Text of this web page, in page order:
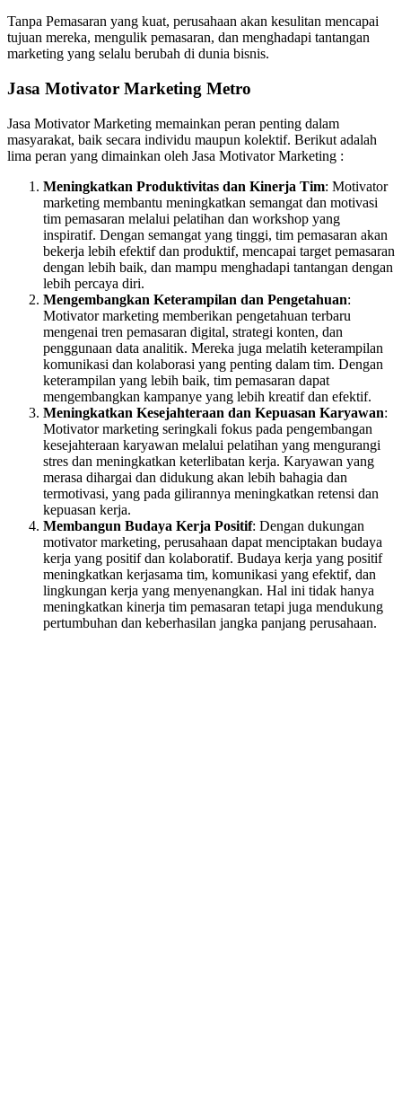
Tanpa Pemasaran yang kuat, perusahaan akan kesulitan mencapai
tujuan mereka, mengulik pemasaran, dan menghadapi tantangan
marketing yang selalu berubah di dunia bisnis.
Jasa Motivator Marketing Metro
Jasa Motivator Marketing memainkan peran penting dalam
masyarakat, baik secara individu maupun kolektif. Berikut adalah
lima peran yang dimainkan oleh Jasa Motivator Marketing :
Meningkatkan Produktivitas dan Kinerja Tim: Motivator
marketing membantu meningkatkan semangat dan motivasi
tim pemasaran melalui pelatihan dan workshop yang
inspiratif. Dengan semangat yang tinggi, tim pemasaran akan
bekerja lebih efektif dan produktif, mencapai target pemasaran
dengan lebih baik, dan mampu menghadapi tantangan dengan
lebih percaya diri.
Mengembangkan Keterampilan dan Pengetahuan:
Motivator marketing memberikan pengetahuan terbaru
mengenai tren pemasaran digital, strategi konten, dan
penggunaan data analitik. Mereka juga melatih keterampilan
komunikasi dan kolaborasi yang penting dalam tim. Dengan
keterampilan yang lebih baik, tim pemasaran dapat
mengembangkan kampanye yang lebih kreatif dan efektif.
Meningkatkan Kesejahteraan dan Kepuasan Karyawan:
Motivator marketing seringkali fokus pada pengembangan
kesejahteraan karyawan melalui pelatihan yang mengurangi
stres dan meningkatkan keterlibatan kerja. Karyawan yang
merasa dihargai dan didukung akan lebih bahagia dan
termotivasi, yang pada gilirannya meningkatkan retensi dan
kepuasan kerja.
Membangun Budaya Kerja Positif: Dengan dukungan
motivator marketing, perusahaan dapat menciptakan budaya
kerja yang positif dan kolaboratif. Budaya kerja yang positif
meningkatkan kerjasama tim, komunikasi yang efektif, dan
lingkungan kerja yang menyenangkan. Hal ini tidak hanya
meningkatkan kinerja tim pemasaran tetapi juga mendukung
pertumbuhan dan keberhasilan jangka panjang perusahaan.